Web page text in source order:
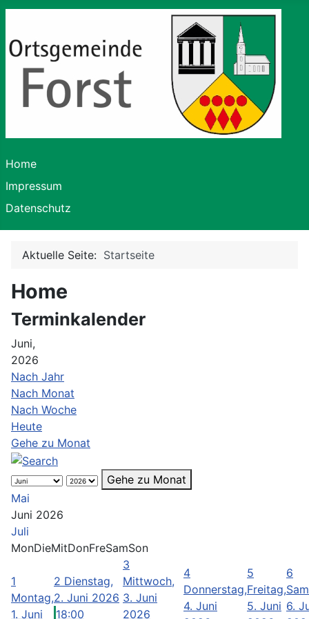
Home
Impressum
Datenschutz
Aktuelle Seite: Startseite
Home
Terminkalender
Juni,
2026
Nach Jahr
Nach Monat
Nach Woche
Heute
Gehe zu Monat
Gehe zu Monat
Mai
Juni 2026
Juli
MonDieMitDonFreSamSon
1
Montag,
1. Juni
2 Dienstag,
2. Juni 2026
18:00
3
Mittwoch,
3. Juni
2026
4
Donnerstag,
4. Juni
5
Freitag,
5. Juni
6
6.